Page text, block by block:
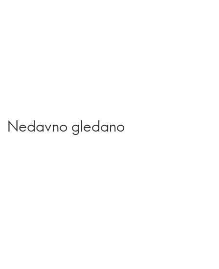
Nedavno gledano